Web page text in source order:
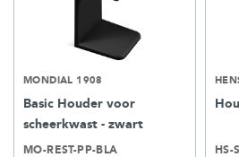
MONDIAL 1908
Basic Houder voor
scheerkwast - zwart
MO-REST-PP-BLA HS-